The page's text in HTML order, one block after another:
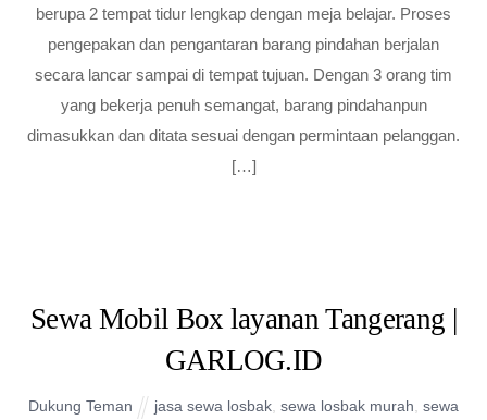
berupa 2 tempat tidur lengkap dengan meja belajar. Proses
pengepakan dan pengantaran barang pindahan berjalan
secara lancar sampai di tempat tujuan. Dengan 3 orang tim
yang bekerja penuh semangat, barang pindahanpun
dimasukkan dan ditata sesuai dengan permintaan pelanggan.
[…]
Sewa Mobil Box layanan Tangerang |
GARLOG.ID
Dukung Teman jasa sewa losbak,sewa losbak murah,sewa